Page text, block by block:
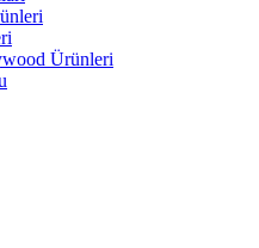
Ürünleri